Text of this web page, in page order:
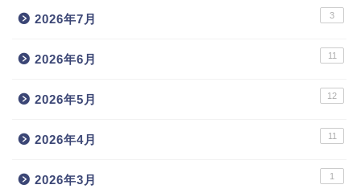
2026年7月 3
2026年6月 11
2026年5月 12
2026年4月 11
2026年3月 1